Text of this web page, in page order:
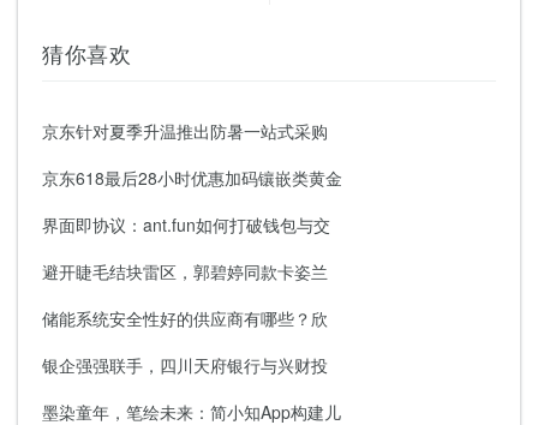
猜你喜欢
京东针对夏季升温推出防暑一站式采购
京东618最后28小时优惠加码镶嵌类黄金
界面即协议：ant.fun如何打破钱包与交
避开睫毛结块雷区，郭碧婷同款卡姿兰
储能系统安全性好的供应商有哪些？欣
银企强强联手，四川天府银行与兴财投
墨染童年，笔绘未来：简小知App构建儿